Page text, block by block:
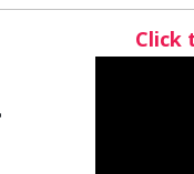
Click